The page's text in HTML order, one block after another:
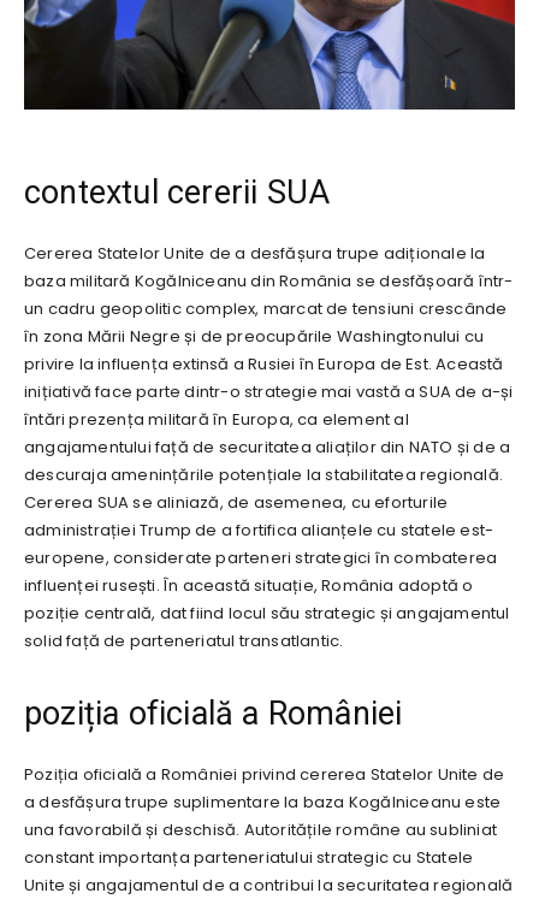
contextul cererii SUA
Cererea Statelor Unite de a desfășura trupe adiționale la
baza militară Kogălniceanu din România se desfășoară într-
un cadru geopolitic complex, marcat de tensiuni crescânde
în zona Mării Negre și de preocupările Washingtonului cu
privire la influența extinsă a Rusiei în Europa de Est. Această
inițiativă face parte dintr-o strategie mai vastă a SUA de a-și
întări prezența militară în Europa, ca element al
angajamentului față de securitatea aliaților din NATO și de a
descuraja amenințările potențiale la stabilitatea regională.
Cererea SUA se aliniază, de asemenea, cu eforturile
administrației Trump de a fortifica alianțele cu statele est-
europene, considerate parteneri strategici în combaterea
influenței rusești. În această situație, România adoptă o
poziție centrală, dat fiind locul său strategic și angajamentul
solid față de parteneriatul transatlantic.
poziția oficială a României
Poziția oficială a României privind cererea Statelor Unite de
a desfășura trupe suplimentare la baza Kogălniceanu este
una favorabilă și deschisă. Autoritățile române au subliniat
constant importanța parteneriatului strategic cu Statele
Unite și angajamentul de a contribui la securitatea regională